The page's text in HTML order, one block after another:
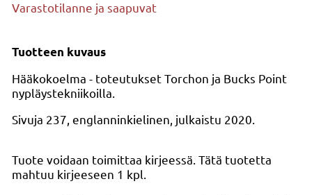
Varastotilanne ja saapuvat
Tuotteen kuvaus
Hääkokoelma - toteutukset Torchon ja Bucks Point
nypläystekniikoilla.
Sivuja 237, englanninkielinen, julkaistu 2020.
Tuote voidaan toimittaa kirjeessä. Tätä tuotetta
mahtuu kirjeeseen 1 kpl.